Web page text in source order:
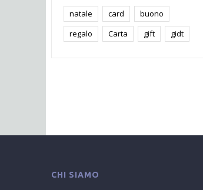
natale card
buono
regalo
Carta gift gidt
CHI SIAMO